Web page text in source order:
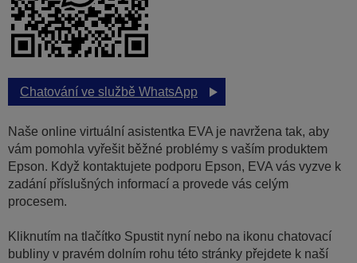
Chatování ve službě WhatsApp
Naše online virtuální asistentka EVA je navržena tak, aby
vám pomohla vyřešit běžné problémy s vaším produktem
Epson. Když kontaktujete podporu Epson, EVA vás vyzve k
zadání příslušných informací a provede vás celým
procesem.
Kliknutím na tlačítko Spustit nyní nebo na ikonu chatovací
bubliny v pravém dolním rohu této stránky přejdete k naší